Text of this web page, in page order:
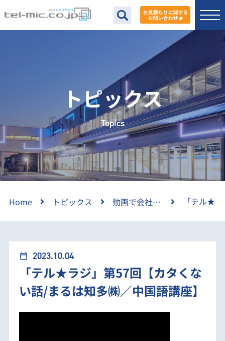
トピックス
Topics
Home トピックス 動画で会社紹介 「テル★
ラジ」第57回【カタくない話/まるは知多㈱／中国語講
calendar_today 2023.10.04
「テル★ラジ」第57回【カタくな
い話/まるは知多㈱／中国語講座】